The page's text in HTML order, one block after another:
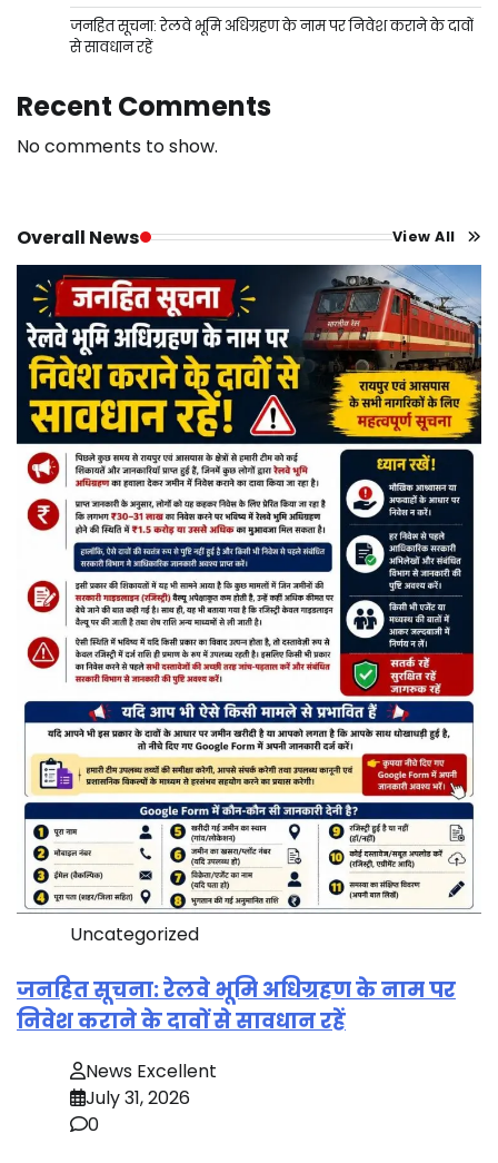
जनहित सूचना: रेलवे भूमि अधिग्रहण के नाम पर निवेश कराने के दावों
से सावधान रहें
Recent Comments
No comments to show.
Overall News View All
Uncategorized
जनहित सूचना: रेलवे भूमि अधिग्रहण के नाम पर
निवेश कराने के दावों से सावधान रहें
News Excellent
July 31, 2026
0